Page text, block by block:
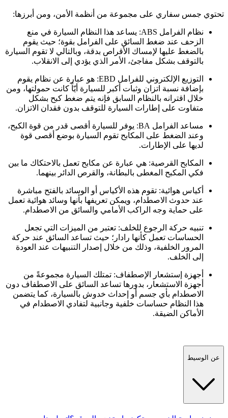
تحتوي جمس سفاري على مجموعة من أنظمة الأمن، ومن أبرزها:
نظام الفرامل ABS: يساعد هذا النظام السيارة في منع
الزحف عند ضغط السائق على الفرامل بقوة؛ حيث يقوم
بالضغط عليها لإمساك الأقراص بدقة، وبالتالي لا تقوم السيارة
بالتوقف بشكل مفاجئ، الأمر الذي يؤدي إلى الانقلاب.
التوزيع الإلكتروني للفرامل EBD: هو عبارة عن نظام يقوم
بإضافة نسبة اتزان وثبات أكبر للسيارة أيّاً كانت حمولتها، ومن
خلال اقترانه بالنظام السابق فإنه يتم ضغط كبح بشكل
متفاوت على إطارات السيارة للتوقف بدون فقدان الاتزان.
مساعد الفرامل BA: يوفر للسيارة أقصى قدر من قوة الكبح،
وعند الضغط على المكابح تقوم السيارة بوضع أقصى قوة
لديها على الإطارات.
المكابح القرصية: هي عبارة عن مكابح تعمل بالاحتكاك ما بين
فكي المكبح المغطى بالبطانة، والقرص الدائر بينهما.
أكياس هوائية: تقوم هذه الأكياس أو الوسائد بالفتح مباشرة
عند حدوث الاصطدام، ويمكن تعريفها بأنها وسائد هوائية تعمل
على حماية وجه الراكب الأمامي والسائق من الاصطدام.
تنبيه حركة الرجوع للخلف: تعتبر من الميزات التي تجعل
الحساسات تعمل كأنها رادار؛ حيث تساعد السائق عند حركة
المرور الخلفية، وذلك من خلال إصدار التنبيهات عند العودة
إلى الخلف.
أجهزة إستشعار الإصطفاف: تمتلك السيارة مجموعةً من
أجهزة الاستشعار، بدورها تساعد السائق على الاصطفاف دون
الاصطدام بأي جسم أو إحداث خدوش بالسيارة، كما يتضمن
هذا النظام حساسات خلفية وجانبية لتفادي الاصطدام في
الأماكن الضيقة.
عن الوسيط